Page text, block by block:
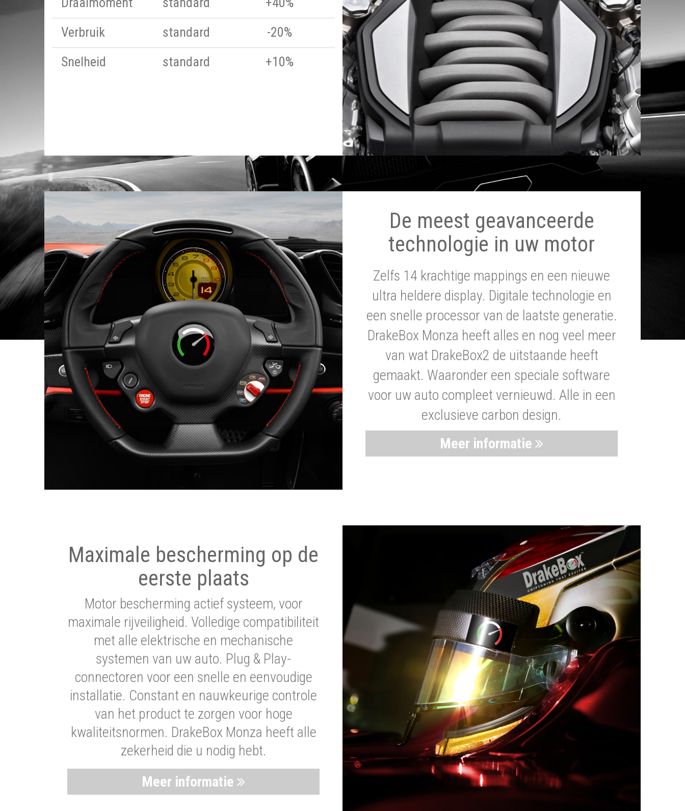
Verbruik
standard
-20%
Snelheid
standard +10%
De meest geavanceerde
technologie in uw motor
Zelfs 14 krachtige mappings en een nieuwe
ultra heldere display. Digitale technologie en
een snelle processor van de laatste generatie.
DrakeBox Monza heeft alles en nog veel meer
van wat DrakeBox2 de uitstaande heeft
gemaakt. Waaronder een speciale software
voor uw auto compleet vernieuwd. Alle in een
exclusieve carbon design.
Meer informatie
Maximale bescherming op de
eerste plaats
Motor bescherming actief systeem, voor
maximale rijveiligheid. Volledige compatibiliteit
met alle elektrische en mechanische
systemen van uw auto. Plug & Play-
connectoren voor een snelle en eenvoudige
installatie. Constant en nauwkeurige controle
van het product te zorgen voor hoge
kwaliteitsnormen. DrakeBox Monza heeft alle
zekerheid die u nodig hebt.
Meer informatie